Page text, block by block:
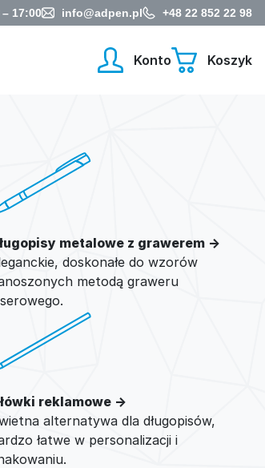
17:00 info@adpen.pl +48 22 852 22 98
Konto Koszyk
metalowe z grawerem →
doskonałe do wzorów
metodą graweru
reklamowe →
alternatywa dla długopisów,
łatwe w personalizacji i